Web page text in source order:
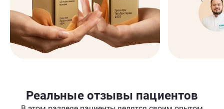
Реальные отзывы пациентов